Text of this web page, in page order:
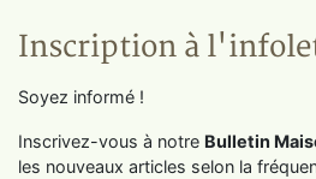
Inscription à
Soyez informé !
Inscrivez-vous à notre Bulletin
les nouveaux articles selon la